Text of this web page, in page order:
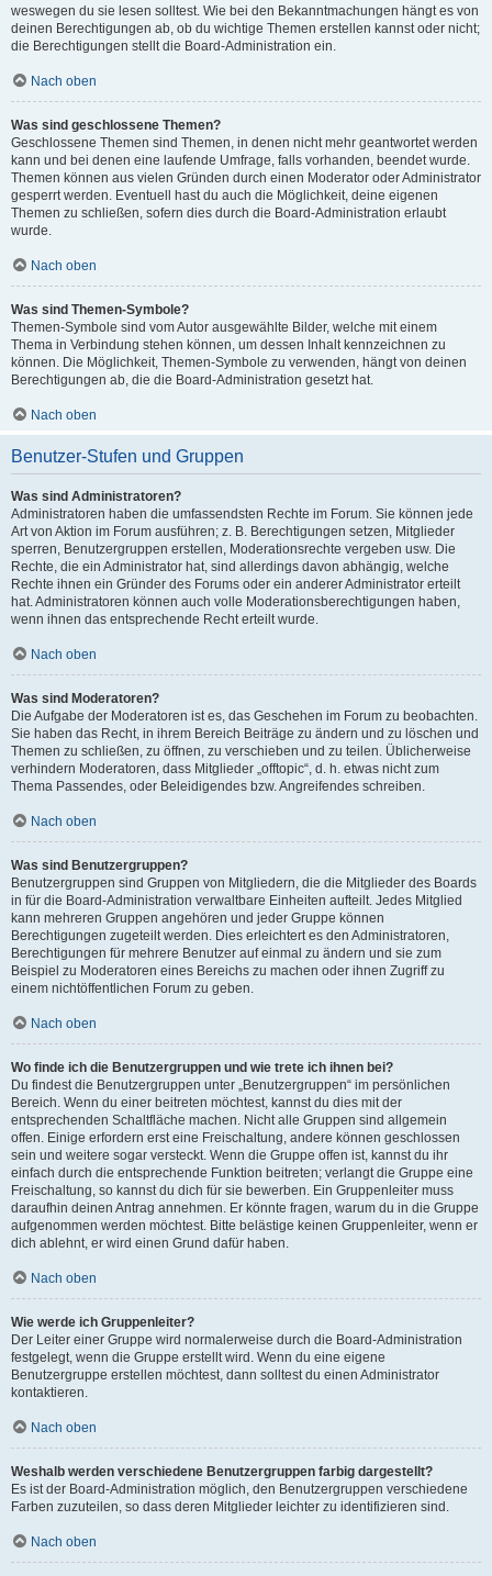
weswegen du sie lesen solltest. Wie bei den Bekanntmachungen hängt es von
deinen Berechtigungen ab, ob du wichtige Themen erstellen kannst oder nicht;
die Berechtigungen stellt die Board-Administration ein.
Nach oben
Was sind geschlossene Themen?
Geschlossene Themen sind Themen, in denen nicht mehr geantwortet werden
kann und bei denen eine laufende Umfrage, falls vorhanden, beendet wurde.
Themen können aus vielen Gründen durch einen Moderator oder Administrator
gesperrt werden. Eventuell hast du auch die Möglichkeit, deine eigenen
Themen zu schließen, sofern dies durch die Board-Administration erlaubt
wurde.
Nach oben
Was sind Themen-Symbole?
Themen-Symbole sind vom Autor ausgewählte Bilder, welche mit einem
Thema in Verbindung stehen können, um dessen Inhalt kennzeichnen zu
können. Die Möglichkeit, Themen-Symbole zu verwenden, hängt von deinen
Berechtigungen ab, die die Board-Administration gesetzt hat.
Nach oben
Benutzer-Stufen und Gruppen
Was sind Administratoren?
Administratoren haben die umfassendsten Rechte im Forum. Sie können jede
Art von Aktion im Forum ausführen; z. B. Berechtigungen setzen, Mitglieder
sperren, Benutzergruppen erstellen, Moderationsrechte vergeben usw. Die
Rechte, die ein Administrator hat, sind allerdings davon abhängig, welche
Rechte ihnen ein Gründer des Forums oder ein anderer Administrator erteilt
hat. Administratoren können auch volle Moderationsberechtigungen haben,
wenn ihnen das entsprechende Recht erteilt wurde.
Nach oben
Was sind Moderatoren?
Die Aufgabe der Moderatoren ist es, das Geschehen im Forum zu beobachten.
Sie haben das Recht, in ihrem Bereich Beiträge zu ändern und zu löschen und
Themen zu schließen, zu öffnen, zu verschieben und zu teilen. Üblicherweise
verhindern Moderatoren, dass Mitglieder „offtopic“, d. h. etwas nicht zum
Thema Passendes, oder Beleidigendes bzw. Angreifendes schreiben.
Nach oben
Was sind Benutzergruppen?
Benutzergruppen sind Gruppen von Mitgliedern, die die Mitglieder des Boards
in für die Board-Administration verwaltbare Einheiten aufteilt. Jedes Mitglied
kann mehreren Gruppen angehören und jeder Gruppe können
Berechtigungen zugeteilt werden. Dies erleichtert es den Administratoren,
Berechtigungen für mehrere Benutzer auf einmal zu ändern und sie zum
Beispiel zu Moderatoren eines Bereichs zu machen oder ihnen Zugriff zu
einem nichtöffentlichen Forum zu geben.
Nach oben
Wo finde ich die Benutzergruppen und wie trete ich ihnen bei?
Du findest die Benutzergruppen unter „Benutzergruppen“ im persönlichen
Bereich. Wenn du einer beitreten möchtest, kannst du dies mit der
entsprechenden Schaltfläche machen. Nicht alle Gruppen sind allgemein
offen. Einige erfordern erst eine Freischaltung, andere können geschlossen
sein und weitere sogar versteckt. Wenn die Gruppe offen ist, kannst du ihr
einfach durch die entsprechende Funktion beitreten; verlangt die Gruppe eine
Freischaltung, so kannst du dich für sie bewerben. Ein Gruppenleiter muss
daraufhin deinen Antrag annehmen. Er könnte fragen, warum du in die Gruppe
aufgenommen werden möchtest. Bitte belästige keinen Gruppenleiter, wenn er
dich ablehnt, er wird einen Grund dafür haben.
Nach oben
Wie werde ich Gruppenleiter?
Der Leiter einer Gruppe wird normalerweise durch die Board-Administration
festgelegt, wenn die Gruppe erstellt wird. Wenn du eine eigene
Benutzergruppe erstellen möchtest, dann solltest du einen Administrator
kontaktieren.
Nach oben
Weshalb werden verschiedene Benutzergruppen farbig dargestellt?
Es ist der Board-Administration möglich, den Benutzergruppen verschiedene
Farben zuzuteilen, so dass deren Mitglieder leichter zu identifizieren sind.
Nach oben